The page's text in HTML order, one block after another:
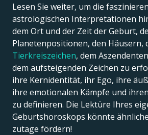
Lesen Sie weiter, um die
astrologischen Interpretationen
dem Ort und der Zeit der Geburt,
Planetenpositionen, den Häusern,
Tierkreiszeichen, dem
dem aufsteigenden Zeichen zu
ihre Kernidentität, ihr Ego, ihre
ihre emotionalen Kämpfe und ihren
zu definieren. Die Lektüre Ihres
Geburtshoroskops könnte ähnliche
zutage fördern!